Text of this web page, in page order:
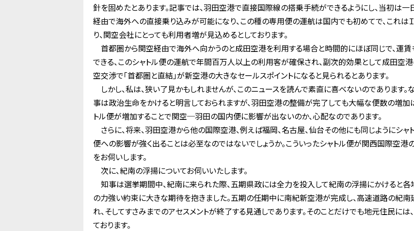
針を固めたとあります。記事では、羽田空港で直接国際線の搭乗手続ができるようにし、当初は
経由で海外への直接乗り込みが可能になり、この種の専用便の運航は国内でも初めてで、これは
り、関空会社にとっても利用者増が見込めるとしております。
首都圏から関空経由で海外へ向かうのと成田空港を利用する場合と時間的にほぼ同じで、運
できる、このシャトル便の運航で年間百万人以上の利用客が確保され、副次的効果として成田空
空交渉で「首都圏と直結」が新空港の大きなセールスポイントになると見られるとあります。
しかし、私は、狭い了見かもしれませんが、このニュースを読んで素直に喜べないのであります
事は政治生命をかけると明言しておられますが、羽田空港の整備が完了しても大幅な便数の増加
トル便が増加することで関空─羽田の国内便に影響が出ないのか、心配なのであります。
さらに、将来、羽田空港から他の国際空港、例えば福岡、名古屋、仙台その他にも同じようにシ
便への影響が強く出ることは必至なのではないでしょうか。こういったシャトル便が関西国際空
をお伺いします。
次に、紀南の浮揚についてお伺いいたします。
知事は選挙期間中、紀南に来られた際、五期県政には全力を投入して紀南の浮揚にかけると各
の力強い約束に大きな期待を抱きました。五期の任期中に南紀新空港が完成し、高速道路の紀
れ、そしてすさみまでのアセスメントが終了する見通しであります。そのことだけでも地元住民には
ております。